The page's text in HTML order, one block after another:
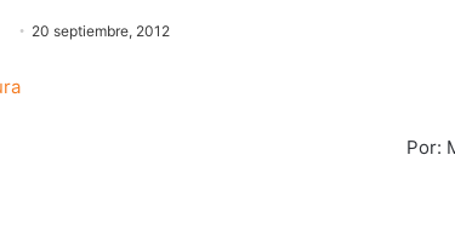
20 septiembre, 2012
Por: